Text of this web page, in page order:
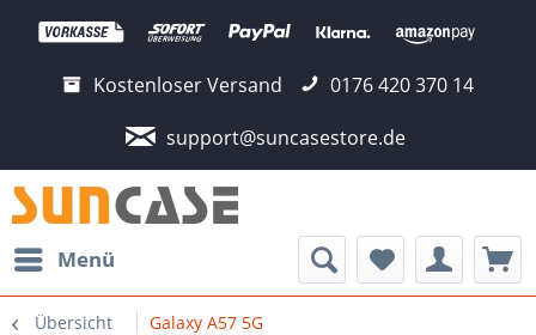
Kostenloser Versand
0176 420 370 14
support@suncasestore.de
Menü
Übersicht Galaxy A57 5G